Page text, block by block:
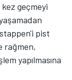
geçmeyi
pist
rağmen,
yapılmasına